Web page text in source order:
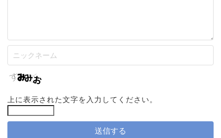
上に表示された文字を入力してください。